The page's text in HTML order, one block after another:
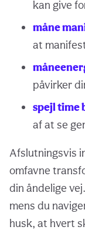
kan give
måne
at
påvirker
spejl time
af at se
Afslutningsvis
omfavne
din åndelige
mens du
husk, at hvert